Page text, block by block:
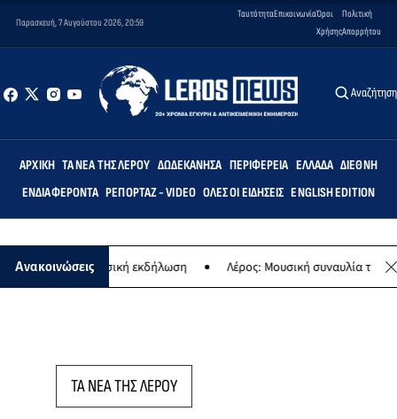
Παρασκευή, 7 Αυγούστου 2026, 20:59
ΤαυτότηταΕπικοινωνίαΌροι
Χρήσης
Πολιτική
Απορρήτου
Αναζήτηση
ΑΡΧΙΚΉ ΤΑ ΝΈΑ ΤΗΣ ΛΈΡΟΥ ΔΩΔΕΚΆΝΗΣΑ ΠΕΡΙΦΈΡΕΙΑ ΕΛΛΆΔΑ ΔΙΕΘΝΉ
ΕΝΔΙΑΦΈΡΟΝΤΑ ΡΕΠΟΡΤΆΖ - VIDEO ΌΛΕΣ ΟΙ ΕΙΔΉΣΕΙΣ ENGLISH EDITION
Ανακοινώσεις
- Μουσική εκδήλωση Λέρος: Μουσική συναυλία των
ΤΑ ΝΕΑ ΤΗΣ ΛΕΡΟΥ